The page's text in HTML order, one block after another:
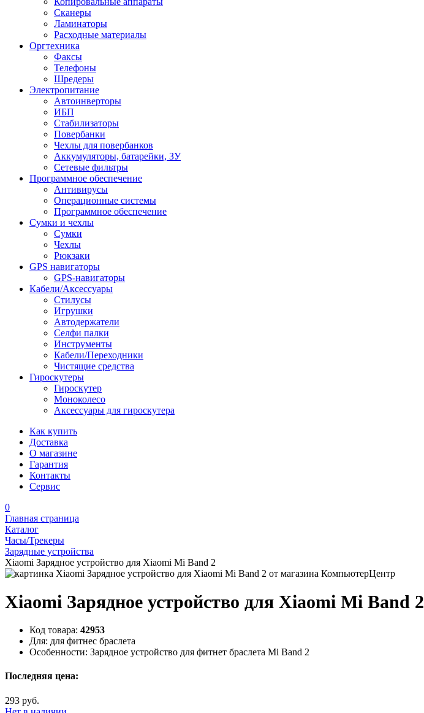
Сканеры
Ламинаторы
Расходные материалы
Оргтехника
Факсы
Телефоны
Шредеры
Электропитание
Автоинверторы
ИБП
Стабилизаторы
Повербанки
Чехлы для повербанков
Аккумуляторы, батарейки, ЗУ
Сетевые фильтры
Программное обеспечение
Антивирусы
Операционные системы
Программное обеспечение
Сумки и чехлы
Сумки
Чехлы
Рюкзаки
GPS навигаторы
GPS-навигаторы
Кабели/Аксессуары
Стилусы
Игрушки
Автодержатели
Селфи палки
Инструменты
Кабели/Переходники
Чистящие средства
Гироскутеры
Гироскутер
Моноколесо
Аксессуары для гироскутера
Как купить
Доставка
О магазине
Гарантия
Контакты
Сервис
0
Главная страница
Каталог
Часы/Трекеры
Зарядные устройства
Xiaomi Зарядное устройство для Xiaomi Mi Band 2
Xiaomi Зарядное устройство для Xiaomi Mi Band 2
Код товара: 42953
Для: для фитнес браслета
Особенности: Зарядное устройство для фитнет браслета Mi Band 2
Последняя цена:
293 руб.